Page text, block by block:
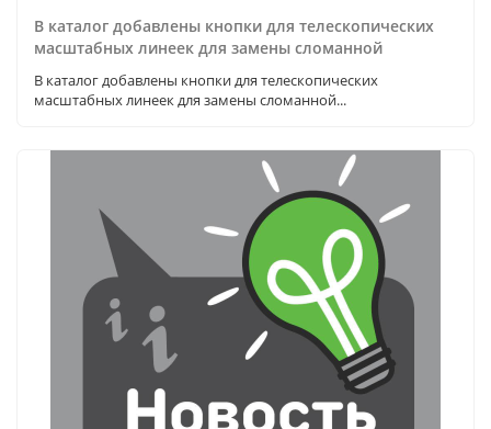
В каталог добавлены кнопки для телескопических
масштабных линеек для замены сломанной
В каталог добавлены кнопки для телескопических
масштабных линеек для замены сломанной...